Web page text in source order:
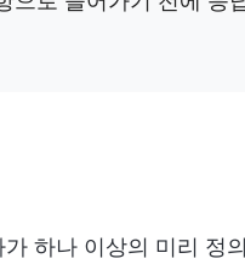
하나 이상의 미리 정